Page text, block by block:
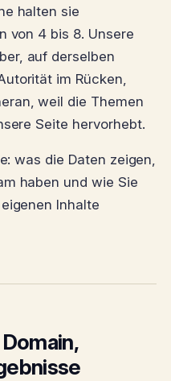
halten sie
von 4 bis 8. Unsere
auf derselben
im Rücken,
weil die Themen
Seite hervorhebt.
was die Daten zeigen,
haben und wie Sie
Inhalte